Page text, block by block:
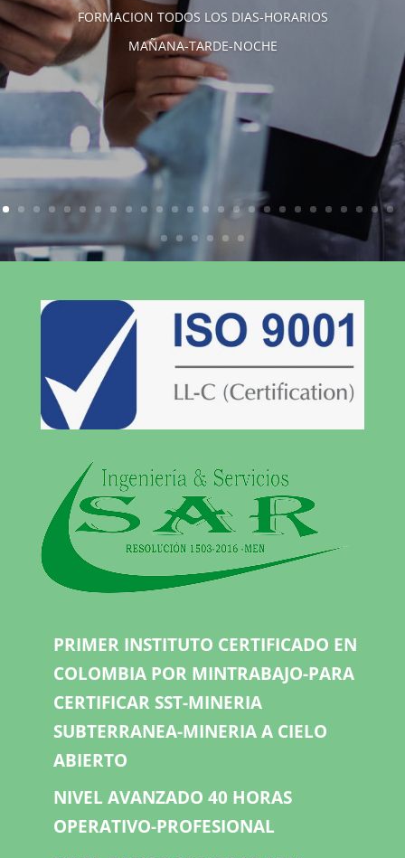
FORMACION TODOS LOS DIAS-HORARIOS
MAÑANA-TARDE-NOCHE
PRIMER INSTITUTO CERTIFICADO EN
COLOMBIA POR MINTRABAJO-PARA
CERTIFICAR SST-MINERIA
SUBTERRANEA-MINERIA A CIELO
ABIERTO
NIVEL AVANZADO 40 HORAS
OPERATIVO-PROFESIONAL